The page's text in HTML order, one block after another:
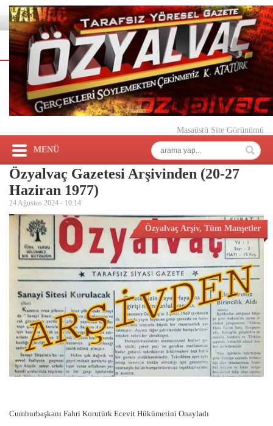
Masaüstü Site Görünümü
MENÜ
Özyalvaç Gazetesi Arşivinden (20-27
Haziran 1977)
24 Ağustos 2024 - 10:14
Özyalvaç Arşiv, Tüm Manşetler
Cumhurbaşkanı Fahri Korutürk Ecevit Hükümetini Onayladı